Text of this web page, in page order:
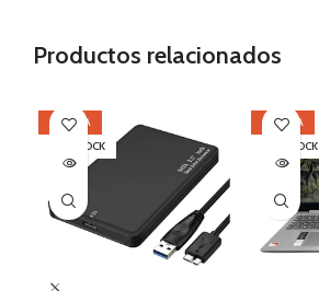
Productos relacionados
OFERTA
SIN STOCK
OFERTA
SIN STOCK